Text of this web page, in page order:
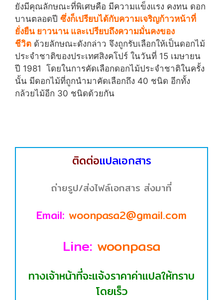
ยังมีคุณลักษณะที่พิเศษคือ มีความแข็งแรง คงทน ดอก
บานตลอดปี ซึ่งก็เปรียบได้กับความเจริญก้าวหน้าที่
ยั่งยืน ยาวนาน และเปรียบถึงความมั่นคงของ
ชีวิต ด้วยลักษณะดังกล่าว จึงถูกรับเลือกให้เป็นดอกไม้
ประจำชาติของประเทศสิงคโปร์ ในวันที่ 15 เมษายน
ปี 1981 โดยในการคัดเลือกดอกไม้ประจำชาติในครั้ง
นั้น มีดอกไม้ที่ถูกนำมาคัดเลือกถึง 40 ชนิด อีกทั้ง
กล้วยไม้อีก 30 ชนิดด้วยกัน
ติดต่อแปลเอกสาร
ถ่ายรูป/ส่งไฟล์เอกสาร ส่งมาที่
Email: woonpasa2@gmail.com
Line: woonpasa
ทางเจ้าหน้าที่จะแจ้งราคาค่าแปลให้ทราบ
โดยเร็ว